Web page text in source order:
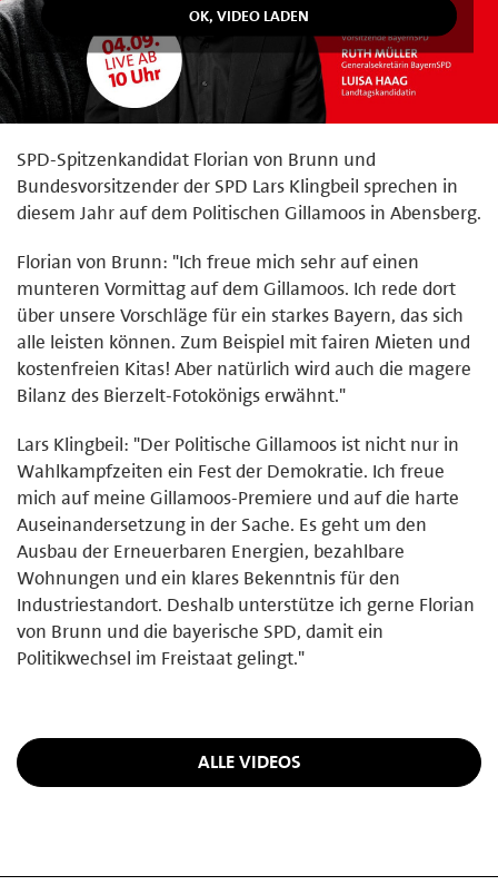
SPD-Spitzenkandidat Florian von Brunn und
Bundesvorsitzender der SPD Lars Klingbeil sprechen in
diesem Jahr auf dem Politischen Gillamoos in Abensberg.
Florian von Brunn: "Ich freue mich sehr auf einen
munteren Vormittag auf dem Gillamoos. Ich rede dort
über unsere Vorschläge für ein starkes Bayern, das sich
alle leisten können. Zum Beispiel mit fairen Mieten und
kostenfreien Kitas! Aber natürlich wird auch die magere
Bilanz des Bierzelt-Fotokönigs erwähnt."
Lars Klingbeil: "Der Politische Gillamoos ist nicht nur in
Wahlkampfzeiten ein Fest der Demokratie. Ich freue
mich auf meine Gillamoos-Premiere und auf die harte
Auseinandersetzung in der Sache. Es geht um den
Ausbau der Erneuerbaren Energien, bezahlbare
Wohnungen und ein klares Bekenntnis für den
Industriestandort. Deshalb unterstütze ich gerne Florian
von Brunn und die bayerische SPD, damit ein
Politikwechsel im Freistaat gelingt."
ALLE VIDEOS